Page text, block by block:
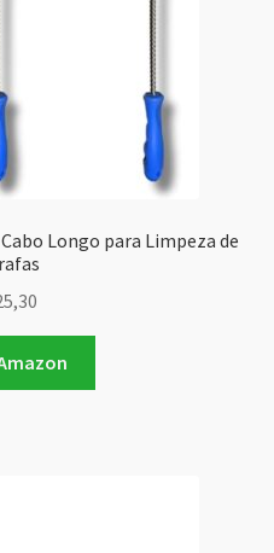
Longo para Limpeza de